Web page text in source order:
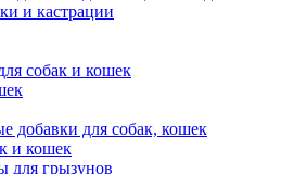
и кастрации
собак и кошек
добавки для собак, кошек
и кошек
для грызунов